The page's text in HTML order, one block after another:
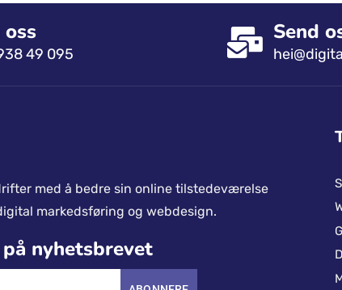
49 095
Send
med å bedre sin online tilstedeværelse
markedsføring og webdesign.
nyhetsbrevet